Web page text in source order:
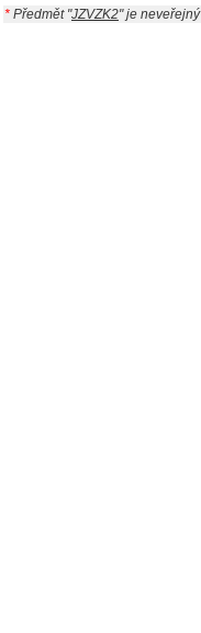
* Předmět "JZVZK2" je neveřejný